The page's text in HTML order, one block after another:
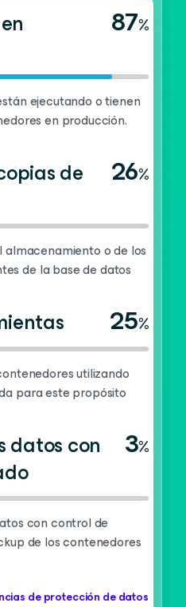
87%
ejecutando o tienen
en producción.
de 26%
o de los
de la base de datos
25%
utilizando
para este propósito
datos con 3%
con control de
de los contenedores
de protección de datos